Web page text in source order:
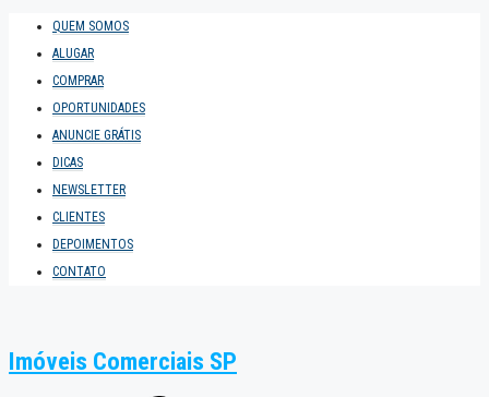
QUEM SOMOS
ALUGAR
COMPRAR
OPORTUNIDADES
ANUNCIE GRÁTIS
DICAS
NEWSLETTER
CLIENTES
DEPOIMENTOS
CONTATO
Imóveis Comerciais SP